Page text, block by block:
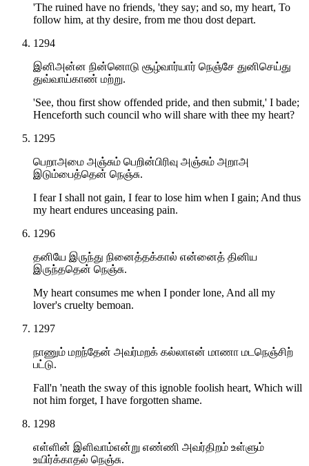
'The ruined have no friends, 'they say; and so, my heart, To
follow him, at thy desire, from me thou dost depart.
1294
இனிஅன்ன நின்னொடு சூழ்வார்யார் நெஞ்சே துனிசெய்து
துவ்வாய்காண் மற்று.
'See, thou first show offended pride, and then submit,' I bade;
Henceforth such council who will share with thee my heart?
1295
பெறாஅமை அஞ்சும் பெறின்பிரிவு அஞ்சும் அறாஅ
இடும்பைத்தென் நெஞ்சு.
I fear I shall not gain, I fear to lose him when I gain; And thus
my heart endures unceasing pain.
1296
தனியே இருந்து நினைத்தக்கால் என்னைத் தினிய
இருந்ததென் நெஞ்சு.
My heart consumes me when I ponder lone, And all my
lover's cruelty bemoan.
1297
நாணும் மறந்தேன் அவர்மறக் கல்லாஎன் மாணா மடநெஞ்சிற்
பட்டு.
Fall'n 'neath the sway of this ignoble foolish heart, Which will
not him forget, I have forgotten shame.
1298
எள்ளின் இளிவாம்என்று எண்ணி அவர்திறம் உள்ளும்
உயிர்க்காதல் நெஞ்சு.